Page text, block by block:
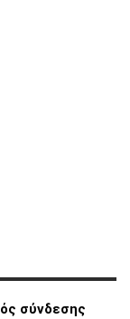
σύνδεσης